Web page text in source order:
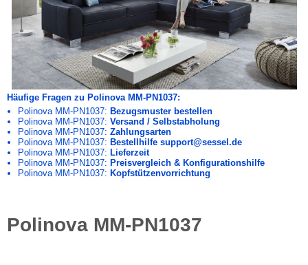
Häufige Fragen zu Polinova MM-PN1037:
Polinova MM-PN1037: Bezugsmuster bestellen
Polinova MM-PN1037: Versand / Selbstabholung
Polinova MM-PN1037: Zahlungsarten
Polinova MM-PN1037: Bestellhilfe support@sessel.de
Polinova MM-PN1037: Lieferzeit
Polinova MM-PN1037: Preisvergleich & Konfigurationshilfe
Polinova MM-PN1037: Kopfstützenvorrichtung
Polinova MM-PN1037